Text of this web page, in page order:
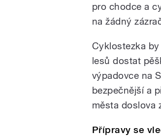
pro chodce a
na žádný
Cyklostezka
lesů dostat
výpadovce na
bezpečnější a
města doslova
Přípravy se